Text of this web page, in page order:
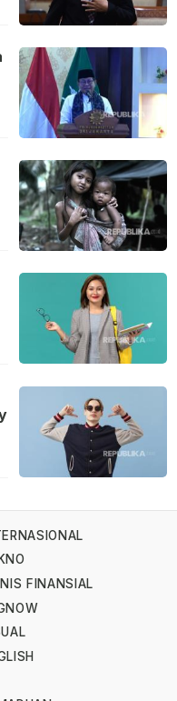
FINANSIAL